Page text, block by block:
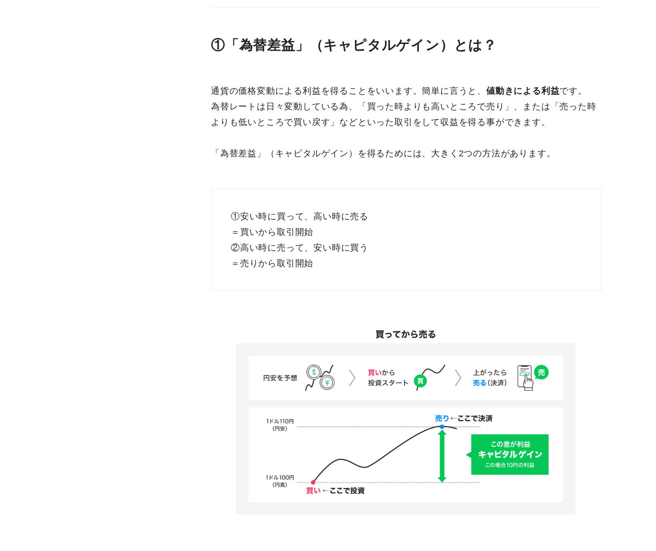
①「為替差益」（キャピタルゲイン）とは？
通貨の価格変動による利益を得ることをいいます。簡単に言うと、 値動きによる利益です。
為替レートは日々変動している為、「買った時よりも高いところで売り」、または「売った時
よりも低いところで買い戻す」などといった取引をして収益を得る事ができます。
「為替差益」（キャピタルゲイン）を得るためには、大きく2つの方法があります。
①安い時に買って、高い時に売る
＝買いから取引開始
②高い時に売って、安い時に買う
＝売りから取引開始